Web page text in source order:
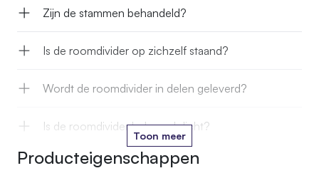
Zijn de stammen behandeld?
Is de roomdivider op zichzelf staand?
Wordt de roomdivider in delen geleverd?
Is de roomdivider helemaal dicht?
Wat is de ruimte tussen twee stammen?
Toon meer
Producteigenschappen